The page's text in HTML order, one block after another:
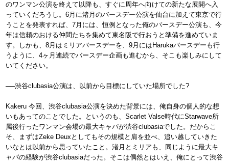
のワンマン公演を終えて以降も、すぐに周年へ向けての新たな展開へ入
っていくだろうし。6月に渚月のバースデー公演を仙台に加えて東京で行
うことを発表すれば、7月には、恒例となった俺のバースデー公演も、今
年は信頼のおける仲間たちを集めて東名阪で行おうと準備を進めていま
す。しかも、8月はミリアバースデーを、9月にはHarukaバースデーも行
うように、4ヶ月連続でバースデー企画も進むから、そこも楽しみにして
いてください。
──渋谷clubasia公演は、以前から目標にしていた場所でした?
Kakeru 今回、渋谷clubasia公演を決めた背景には、俺自身の個人的な想
いもあってのことでした。というのも、Scarlet Valse時代にStarwave所
属後行ったワンマン会場の最大キャパが渋谷clubasiaでした。だからこ
そ、まずはZeke Deuxとしてもその規模と肩を並べ、追い越していきた
いなとは以前から思っていたこと。渚月とミリアも、同じように最大キ
ャパの経験が渋谷clubasiaだった。そこは偶然とはいえ、俺にとって渋谷